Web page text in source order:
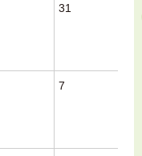
31
7